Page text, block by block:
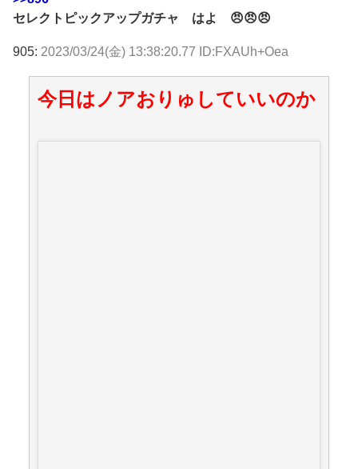
セレクトピックアップガチャ はよ 😠😠😠
905: 2023/03/24(金) 13:38:20.77 ID:FXAUh+Oea
今日はノアおりゅしていいのか